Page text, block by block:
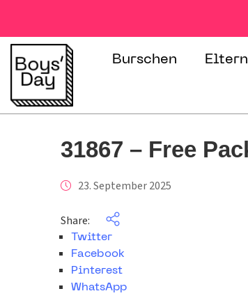
Burschen Eltern
31867 – Free
23. September 2025
Share:
Twitter
Facebook
Pinterest
WhatsApp